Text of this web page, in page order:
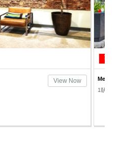
View Now
Mercury
1臥室/1